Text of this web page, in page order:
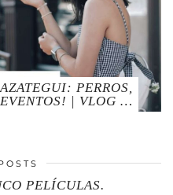
PERROS,
| VLOG …
PELÍCULAS.